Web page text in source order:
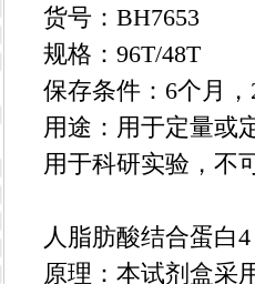
货号：BH7653
规格：96T/48T
保存条件：6个月
用途：用于定量或
用于科研实验，不
人脂肪酸结合蛋白
原理：本试剂盒采